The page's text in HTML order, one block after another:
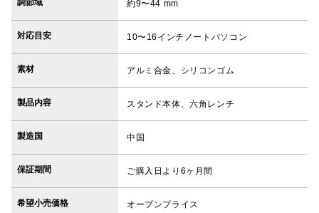
調節域 約9〜44 mm
対応目安 10〜16インチノートパソコン
素材 アルミ合金、シリコンゴム
製品内容 スタンド本体、六角レンチ
製造国 中国
保証期間 ご購入日より6ヶ月間
希望小売価格 オープンプライス